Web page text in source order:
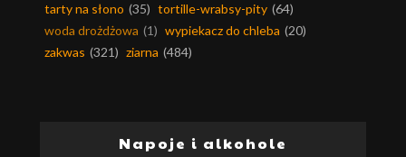
tarty na słono (35) tortille-wrabsy-pity (64)
woda drożdżowa (1) wypiekacz do chleba (20)
zakwas (321) ziarna (484)
Napoje i alkohole